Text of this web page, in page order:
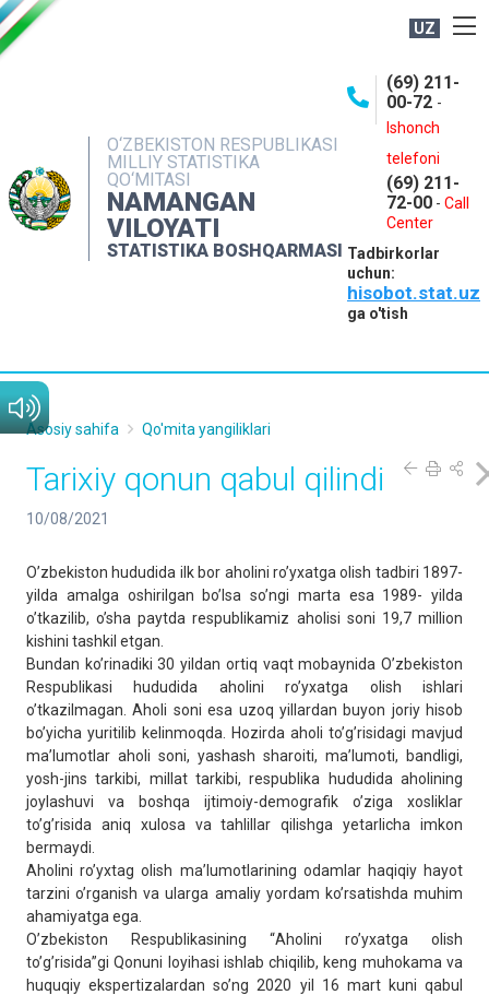
UZ
O‘ZBEKISTON RESPUBLIKASI
MILLIY STATISTIKA
QO‘MITASI
NAMANGAN
VILOYATI
STATISTIKA BOSHQARMASI
(69) 211-
00-72 -
Ishonch
telefoni
(69) 211-
72-00 - Call
Center
Tadbirkorlar
uchun:
hisobot.stat.uz
ga o'tish
NASHRLAR
INTERAKTIV XIZMATLAR
MATBUOT XIZMATI
MUROJAATLAR
Asosiy sahifa Qo'mita yangiliklari
Tarixiy qonun qabul qilindi
10/08/2021
Oʼzbekiston hududida ilk bor aholini roʼyxatga olish tadbiri 1897-
yilda amalga oshirilgan boʼlsa soʼngi marta esa 1989- yilda
oʼtkazilib, oʼsha paytda respublikamiz aholisi soni 19,7 million
kishini tashkil etgan.
Bundan koʼrinadiki 30 yildan ortiq vaqt mobaynida Oʼzbekiston
Respublikasi hududida aholini roʼyxatga olish ishlari
oʼtkazilmagan. Аholi soni esa uzoq yillardan buyon joriy hisob
boʼyicha yuritilib kelinmoqda. Hozirda aholi toʼgʼrisidagi mavjud
maʼlumotlar aholi soni, yashash sharoiti, maʼlumoti, bandligi,
yosh-jins tarkibi, millat tarkibi, respublika hududida aholining
joylashuvi va boshqa ijtimoiy-demografik oʼziga xosliklar
toʼgʼrisida aniq xulosa va tahlillar qilishga yetarlicha imkon
bermaydi.
Аholini roʼyxtag olish maʼlumotlarining odamlar haqiqiy hayot
tarzini oʼrganish va ularga amaliy yordam koʼrsatishda muhim
ahamiyatga ega.
Oʼzbekiston Respublikasining “Аholini roʼyxatga olish
toʼgʼrisida”gi Qonuni loyihasi ishlab chiqilib, keng muhokama va
huquqiy ekspertizalardan soʼng 2020 yil 16 mart kuni qabul